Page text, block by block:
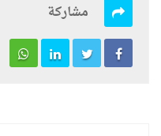
مشاركة